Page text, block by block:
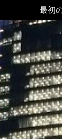
最初